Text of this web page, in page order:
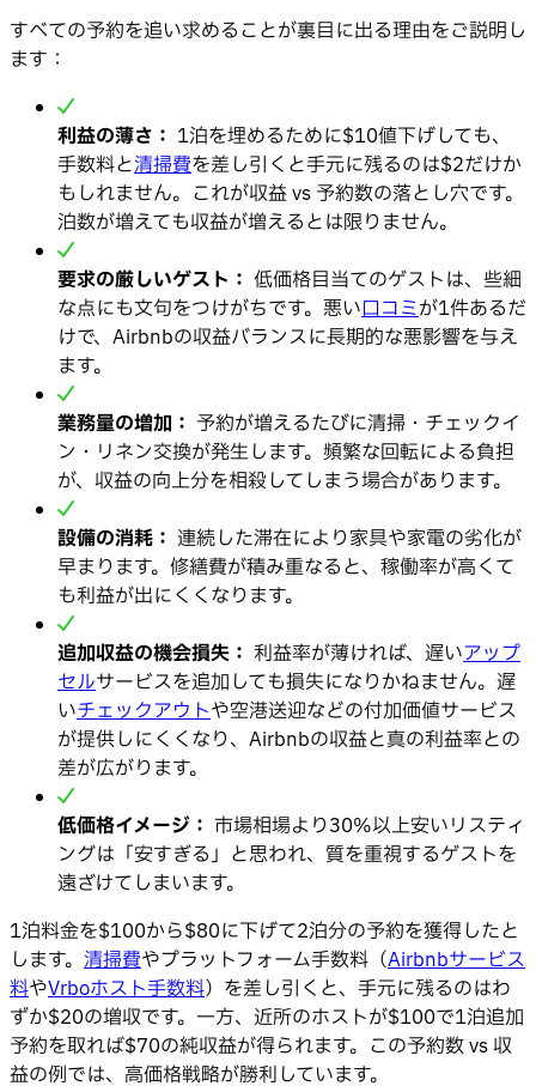
すべての予約を追い求めることが裏目に出る理由をご説明し
ます：
利益の薄さ： 1泊を埋めるために$10値下げしても、
手数料と清掃費を差し引くと手元に残るのは$2だけか
もしれません。これが収益 vs 予約数の落とし穴です。
泊数が増えても収益が増えるとは限りません。
要求の厳しいゲスト： 低価格目当てのゲストは、些細
な点にも文句をつけがちです。悪い口コミが1件あるだ
けで、Airbnbの収益バランスに長期的な悪影響を与え
ます。
業務量の増加： 予約が増えるたびに清掃・チェックイ
ン・リネン交換が発生します。頻繁な回転による負担
が、収益の向上分を相殺してしまう場合があります。
設備の消耗： 連続した滞在により家具や家電の劣化が
早まります。修繕費が積み重なると、稼働率が高くて
も利益が出にくくなります。
追加収益の機会損失： 利益率が薄ければ、遅いアップ
セルサービスを追加しても損失になりかねません。遅
いチェックアウトや空港送迎などの付加価値サービス
が提供しにくくなり、Airbnbの収益と真の利益率との
差が広がります。
低価格イメージ： 市場相場より30%以上安いリスティ
ングは「安すぎる」と思われ、質を重視するゲストを
遠ざけてしまいます。
1泊料金を$100から$80に下げて2泊分の予約を獲得したと
します。 清掃費やプラットフォーム手数料（Airbnbサービス
料やVrboホスト手数料）を差し引くと、手元に残るのはわ
ずか$20の増収です。一方、近所のホストが$100で1泊追加
予約を取れば$70の純収益が得られます。この予約数 vs 収
益の例では、高価格戦略が勝利しています。